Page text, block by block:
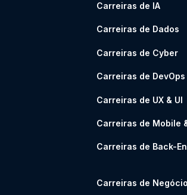
Carreiras de IA
Carreiras de Dados
Carreiras de Cyber
Carreiras de DevOps
Carreiras de UX & UI
Carreiras de Mobile
Carreiras de Back-
Carreiras de